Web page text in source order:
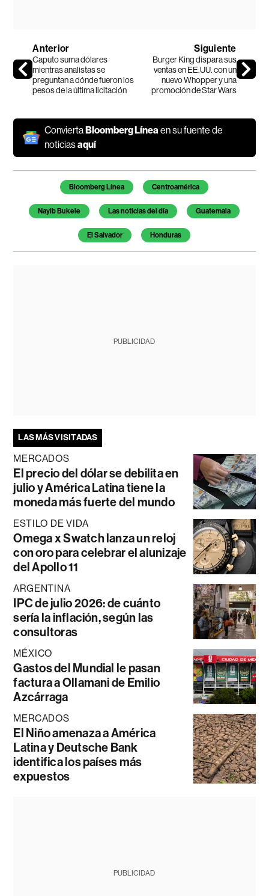
Anterior
Caputo suma dólares
mientras analistas se
preguntan a dónde fueron los
pesos de la última licitación
Siguiente
Burger King dispara sus
ventas en EE.UU. con un
nuevo Whopper y una
promoción de Star Wars
ConviertaBloomberg Líneaen su fuente de
noticiasaquí
Temas de este artículo
Bloomberg Línea Centroamérica
Nayib Bukele Las noticias del día Guatemala
El Salvador Honduras
PUBLICIDAD
LAS MÁS VISITADAS
MERCADOS
El precio del dólar se debilita en
julio y América Latina tiene la
moneda más fuerte del mundo
ESTILO DE VIDA
Omega x Swatch lanza un reloj
con oro para celebrar el alunizaje
del Apollo 11
ARGENTINA
IPC de julio 2026: de cuánto
sería la inflación, según las
consultoras
MÉXICO
Gastos del Mundial le pasan
factura a Ollamani de Emilio
Azcárraga
MERCADOS
El Niño amenaza a América
Latina y Deutsche Bank
identifica los países más
expuestos
PUBLICIDAD